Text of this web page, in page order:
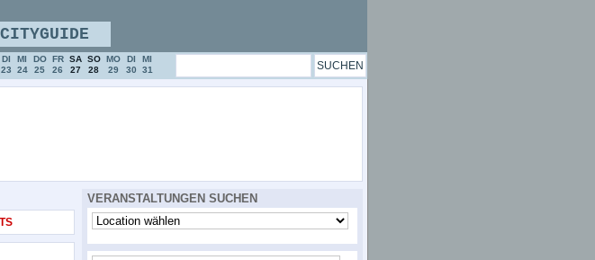
VERANSTALTUNGEN SUCHEN
CITYGUIDE
DI
23
MI
24
DO
25
FR
26
SA
27
SO
28
MO
29
DI
30
MI
31